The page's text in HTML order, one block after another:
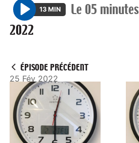
P
l
13 MIN Le 05 minutes
2022
ÉPISODE PRÉCÉDENT
25 Fév 2022